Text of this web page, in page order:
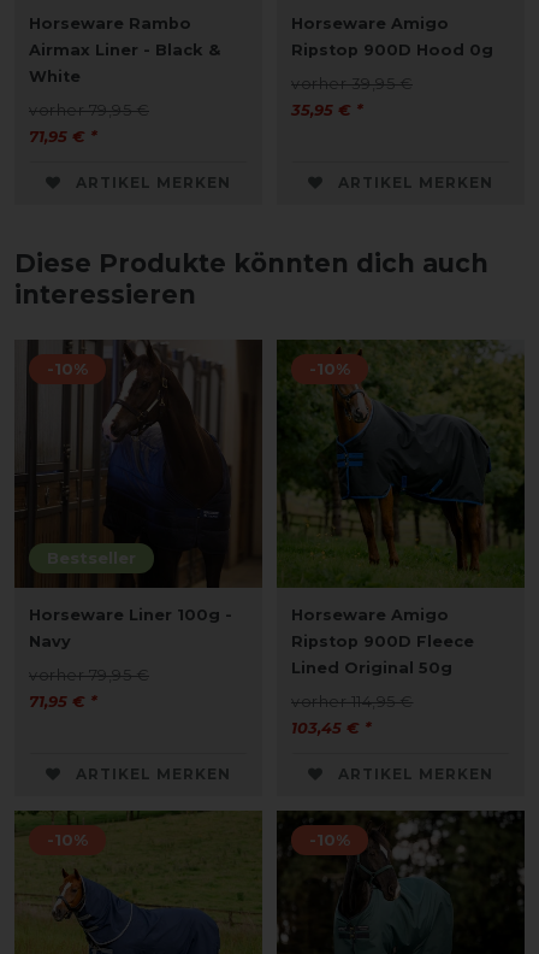
Horseware Rambo
Airmax Liner - Black &
White
vorher 79,95 €
71,95 € *
ARTIKEL MERKEN
Horseware Amigo
Ripstop 900D Hood 0g
vorher 39,95 €
35,95 € *
ARTIKEL MERKEN
Diese Produkte könnten dich auch
interessieren
Bestseller
-10%
Horseware Liner 100g -
Navy
vorher 79,95 €
71,95 € *
ARTIKEL MERKEN
-10%
Horseware Amigo
Ripstop 900D Fleece
Lined Original 50g
vorher 114,95 €
103,45 € *
ARTIKEL MERKEN
-10% -10%